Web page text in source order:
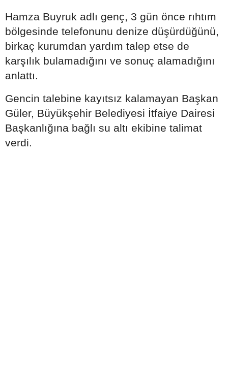
Hamza Buyruk adlı genç, 3 gün önce rıhtım
bölgesinde telefonunu denize düşürdüğünü,
birkaç kurumdan yardım talep etse de
karşılık bulamadığını ve sonuç alamadığını
anlattı.
Gencin talebine kayıtsız kalamayan Başkan
Güler, Büyükşehir Belediyesi İtfaiye Dairesi
Başkanlığına bağlı su altı ekibine talimat
verdi.